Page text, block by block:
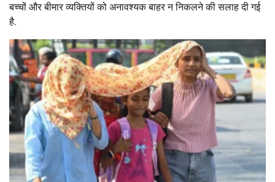
बच्चों और बीमार व्यक्तियों को अनावश्यक बाहर न निकलने की सलाह दी गई
है.